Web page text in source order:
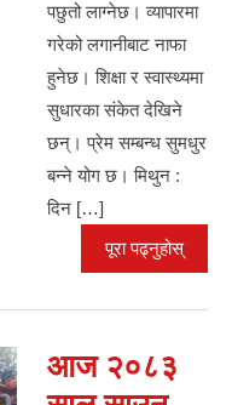
पछुतो लाग्नेछ। व्यापारमा
गरेको लगानीबाट नाफा
हुनेछ। शिक्षा र स्वास्थ्यमा
सुधारका संकेत देखिने
छन्। प्रेम सम्बन्ध सुमधुर
बन्ने योग छ। मिथुन :
दिन […]
पूरा पढ्नुहोस्
आज २०८३